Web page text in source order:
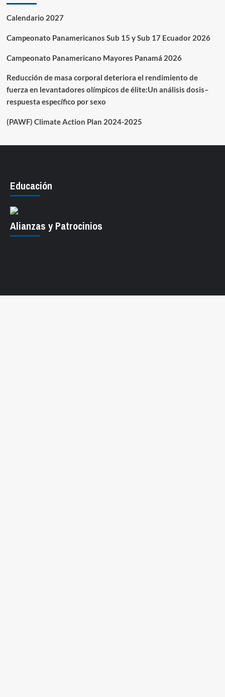
Calendario 2027
Campeonato Panamericanos Sub 15 y Sub 17 Ecuador 2026
Campeonato Panamericano Mayores Panamá 2026
Reducción de masa corporal deteriora el rendimiento de
fuerza en levantadores olímpicos de élite:Un análisis dosis–
respuesta específico por sexo
(PAWF) Climate Action Plan 2024-2025
Educación
Alianzas y Patrocinios